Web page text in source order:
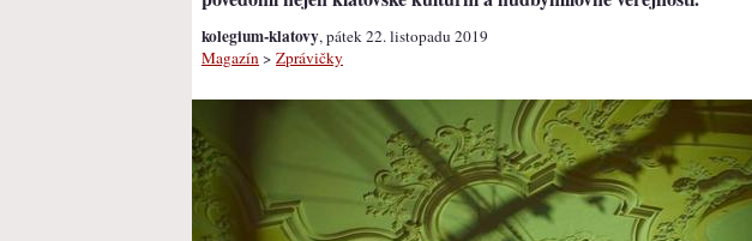
kolegium-klatovy, pátek 22. listopadu 2019
Magazín > Zprávičky